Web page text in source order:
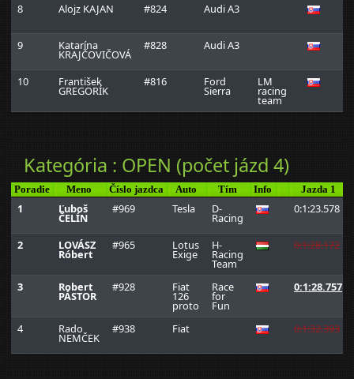
8 Alojz KAJAN #824 Audi A3
9 Katarína
KRAJČOVIČOVÁ
#828 Audi A3
10 František
GREGORÍK
#816 Ford
Sierra
LM
racing
team
Kategória : OPEN (počet jázd 4)
Poradie Meno Číslo jazdca Auto Tím Info Jazda 1
1 Ľuboš
ČELÍN
#969 Tesla D-
Racing
0:1:23.578
2 LOVÁSZ
Róbert
#965 Lotus
Exige
H-
Racing
Team
0:1:28.172
3 Robert
PÁSTOR
#928 Fiat
126
proto
Race
for
Fun
0:1:28.757
4 Rado
NEMČEK
#938 Fiat 0:1:32.393